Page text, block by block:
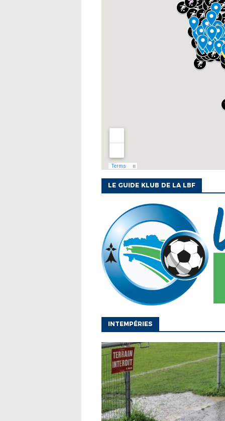
LE GUIDE KLUB DE LA LBF
INTEMPÉRIES